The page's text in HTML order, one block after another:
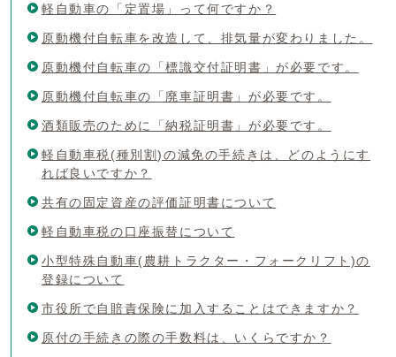
軽自動車の「定置場」って何ですか？
原動機付自転車を改造して、排気量が変わりました。
原動機付自転車の「標識交付証明書」が必要です。
原動機付自転車の「廃車証明書」が必要です。
酒類販売のために「納税証明書」が必要です。
軽自動車税(種別割)の減免の手続きは、どのようにす
れば良いですか？
共有の固定資産の評価証明書について
軽自動車税の口座振替について
小型特殊自動車(農耕トラクター・フォークリフト)の
登録について
市役所で自賠責保険に加入することはできますか？
原付の手続きの際の手数料は、いくらですか？